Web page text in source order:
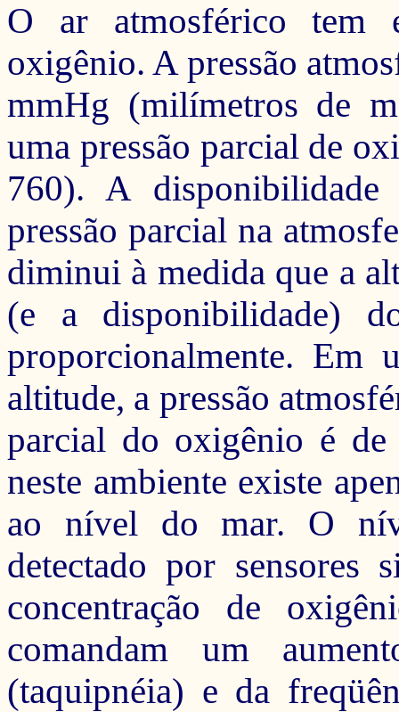
O ar atmosférico tem
oxigênio. A pressão
mmHg (milímetros de
uma pressão parcial de
760). A
pressão parcial na
diminui à medida que a
(e a disponibilidade)
proporcionalmente. Em
altitude, a pressão
parcial do oxigênio é de
neste ambiente existe
ao nível do mar. O
detectado por sensores
concentração de
comandam um
(taquipnéia) e da